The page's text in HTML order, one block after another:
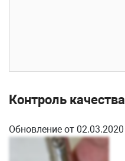
Контроль качества
Обновление от 02.03.2020